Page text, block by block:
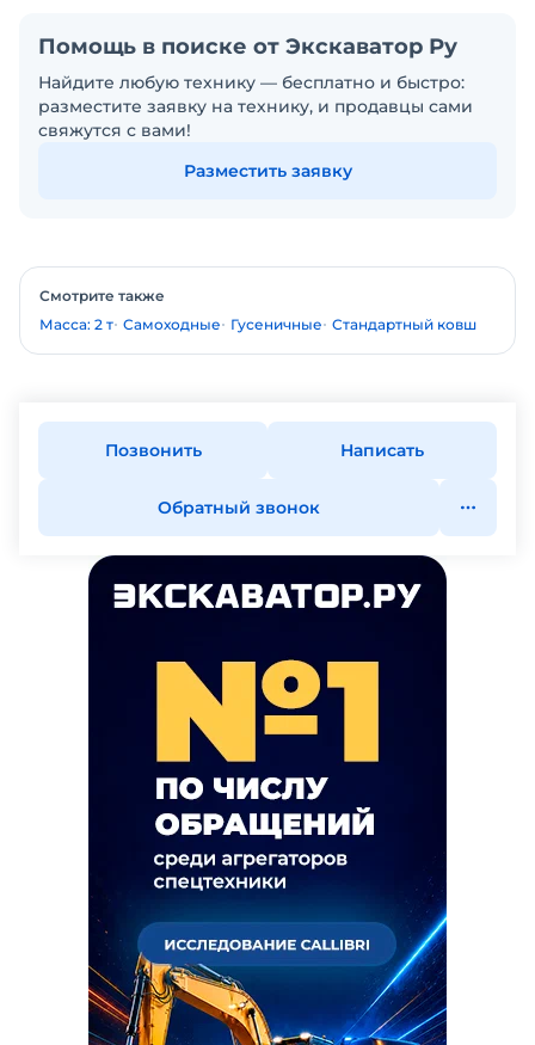
Помощь в поиске от Экскаватор Ру
Найдите любую технику — бесплатно и быстро:
разместите заявку на технику, и продавцы сами
свяжутся с вами!
Разместить заявку
Смотрите также
Масса: 2 т Самоходные Гусеничные Стандартный ковш
Позвонить Написать
Обратный звонок